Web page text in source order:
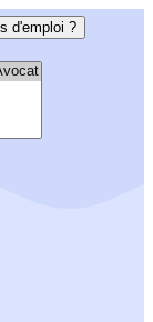
d'emploi ?